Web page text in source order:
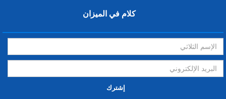
كلام في الميزان
إشترك